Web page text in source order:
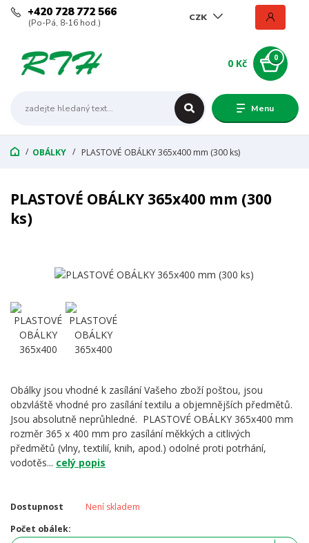
Menu
CZK
+420 728 772 566
(Po-Pá, 8-16 hod.)
0
0 Kč
OBÁLKY PLASTOVÉ OBÁLKY 365x400 mm (300 ks)
PLASTOVÉ OBÁLKY 365x400 mm (300
ks)
Obálky jsou vhodné k zasílání Vašeho zboží poštou, jsou
obzvláště vhodné pro zasílání textilu a objemnějších předmětů.
Jsou absolutně neprůhledné. PLASTOVÉ OBÁLKY 365x400 mm
rozměr 365 x 400 mm pro zasílání měkkých a citlivých
předmětů (vlny, textilií, knih, apod.) odolné proti potrhání,
vodotěs... celý popis
Dostupnost
Není skladem
Počet obálek: